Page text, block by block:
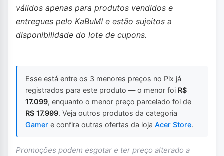
válidos apenas para produtos vendidos e
entregues pelo KaBuM! e estão sujeitos a
disponibilidade do lote de cupons.
Esse está entre os 3 menores preços no Pix já
registrados para este produto — o menor foi R$
17.099, enquanto o menor preço parcelado foi de
R$ 17.999. Veja outros produtos da categoria
Gamer e confira outras ofertas da loja Acer Store.
Promoções podem esgotar e ter preço alterado a